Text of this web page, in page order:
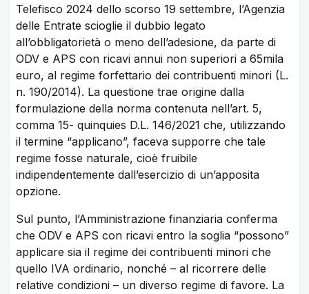
Telefisco 2024 dello scorso 19 settembre, l’Agenzia
delle Entrate scioglie il dubbio legato
all’obbligatorietà o meno dell’adesione, da parte di
ODV e APS con ricavi annui non superiori a 65mila
euro, al regime forfettario dei contribuenti minori (L.
n. 190/2014). La questione trae origine dalla
formulazione della norma contenuta nell’art. 5,
comma 15- quinquies D.L. 146/2021 che, utilizzando
il termine “applicano”, faceva supporre che tale
regime fosse naturale, cioè fruibile
indipendentemente dall’esercizio di un’apposita
opzione.
Sul punto, l’Amministrazione finanziaria conferma
che ODV e APS con ricavi entro la soglia “possono”
applicare sia il regime dei contribuenti minori che
quello IVA ordinario, nonché – al ricorrere delle
relative condizioni – un diverso regime di favore. La